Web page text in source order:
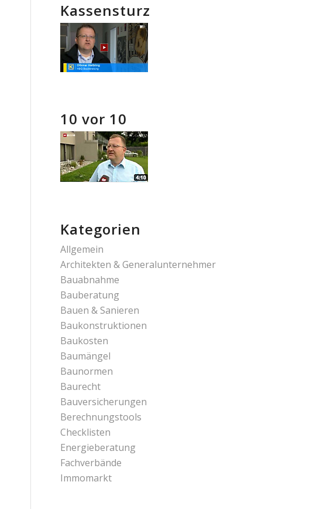
Kassensturz
10 vor 10
Kategorien
Allgemein
Architekten & Generalunternehmer
Bauabnahme
Bauberatung
Bauen & Sanieren
Baukonstruktionen
Baukosten
Baumängel
Baunormen
Baurecht
Bauversicherungen
Berechnungstools
Checklisten
Energieberatung
Fachverbände
Immomarkt